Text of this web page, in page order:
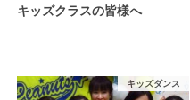
キッズクラスの皆様へ
キッズダンス